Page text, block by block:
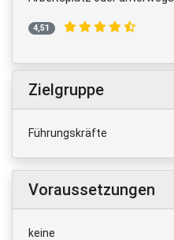
4,51
Zielgruppe
Führungskräfte
Voraussetzungen
keine